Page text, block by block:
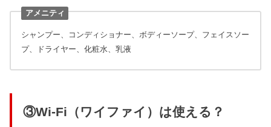
アメニティ
シャンプー、コンディショナー、ボディーソープ、フェイスソー
プ、ドライヤー、化粧水、乳液
③Wi-Fi（ワイファイ）は使える？